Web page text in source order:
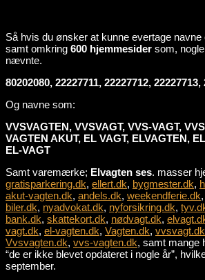
Så hvis du ønsker at kunne evertage navne
samt omkring 600 hjemmesider som,
nævnte.
80202080, 22227711, 22227712,
Og navne som:
VVSVAGTEN, VVSVAGT, VVS-VAGT,
VAGTEN AKUT, EL VAGT, ELVAGTEN,
EL-VAGT
Samt varemærke; Elvagten ses. masser
gratisparkering.dk, ellert.dk, bygmester.dk,
akut-vagten.dk, andels.dk, weekendferie.dk,
biler.dk, nyadvokat.dk, nyforsikring.dk,
bank.dk, skattekort.dk, nødvagt.dk,
vagt.dk, el-vagten.dk, Vagten.dk, vvsvagt.dk
Vvsvagten.dk, vvs-vagten.dk, samt mange
“de er ikke blevet opdateret i nogle år”,
september.